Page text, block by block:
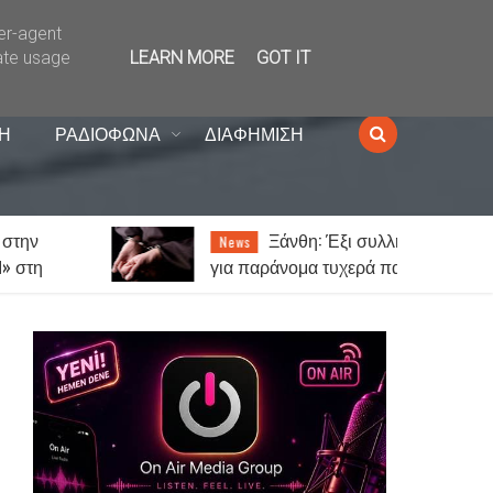
ΡΑΔΙΟΦΩΝΑ ΔΙΑΦΗΜΙΣΗ
News
Ξάνθη: Έξι συλλήψεις
για παράνομα τυχερά παιχνίδια
agent
usage
LEARN MORE GOT IT